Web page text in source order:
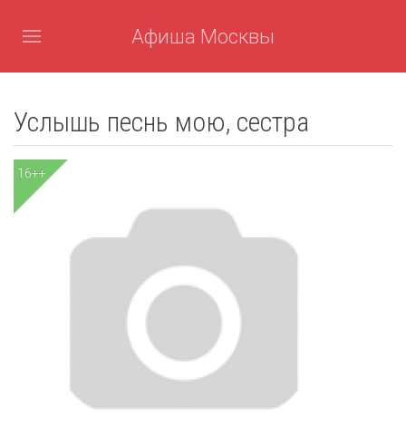
Афиша Москвы
Услышь песнь мою, сестра
16++